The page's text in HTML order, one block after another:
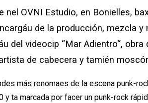
nel OVNI Estudio, en Bonielles,
de la producción, mezcla
del videocip “Mar Adientro“, obra
de cabecera y tamién
más renomaes de la escena punk-
y ta marcada por facer un punk-rock